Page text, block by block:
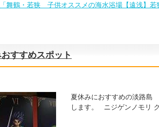
「舞鶴・若狭 子供オススメの海水浴場【遠浅】
すすめスポット
夏休みにおすすめの淡路島
します。 ニジゲンノモリ